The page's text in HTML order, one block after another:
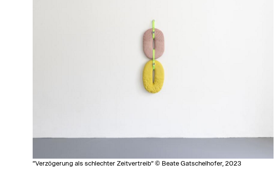
“Verzögerung als schlechter Zeitvertreib” © Beate Gatschelhofer, 2023